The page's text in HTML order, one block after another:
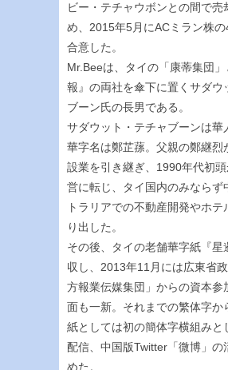
ビー・テチャウボンとの間で売
め、2015年5月にACミラン株
合意した。
Mr.Beeは、タイの「康蒂集団」
報』の両社を傘下に置くサダウ
ブーン氏の長男である。
サダウット・テチャブーンは華
華字名は鄭芷蓀。父親の鄭継烈
設業を引き継ぎ、1990年代初
営に転じ、タイ国内のみならず
トラリアでの不動産開発やホテ
り出した。
その後、タイの老舗華字紙『星
収し、2013年11月には広東省
方報業伝媒集団」からの資本参
面も一新。それまでの繁体字か
紙としては初の簡体字横組みと
配信、中国版Twitter「微博」の
めた。